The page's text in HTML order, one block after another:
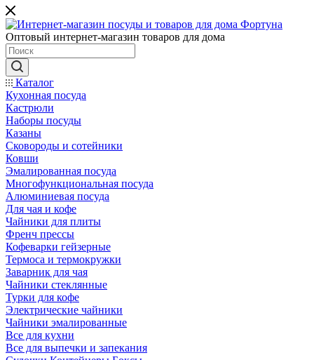
Оптовый интернет-магазин товаров для дома
Каталог
Кухонная посуда
Кастрюли
Наборы посуды
Казаны
Сковороды и сотейники
Ковши
Эмалированная посуда
Многофункциональная посуда
Алюминиевая посуда
Для чая и кофе
Чайники для плиты
Френч прессы
Кофеварки гейзерные
Термоса и термокружки
Заварник для чая
Чайники стеклянные
Турки для кофе
Электрические чайники
Чайники эмалированные
Все для кухни
Все для выпечки и запекания